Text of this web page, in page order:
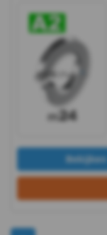
DIN
127B
-
A2
-
m5
DIN
Bekijken